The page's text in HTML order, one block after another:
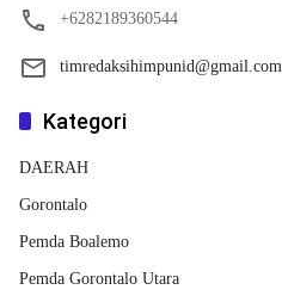
+6282189360544
timredaksihimpunid@gmail.com
Kategori
DAERAH
Gorontalo
Pemda Boalemo
Pemda Gorontalo Utara